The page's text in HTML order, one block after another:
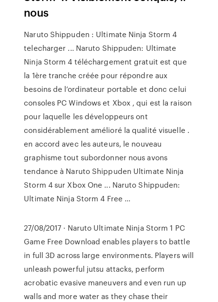
nous
Naruto Shippuden : Ultimate Ninja Storm 4
telecharger ... Naruto Shippuden: Ultimate
Ninja Storm 4 téléchargement gratuit est que
la 1ère tranche créée pour répondre aux
besoins de l’ordinateur portable et donc celui
consoles PC Windows et Xbox , qui est la raison
pour laquelle les développeurs ont
considérablement amélioré la qualité visuelle .
en accord avec les auteurs, le nouveau
graphisme tout subordonner nous avons
tendance à Naruto Shippuden Ultimate Ninja
Storm 4 sur Xbox One ... Naruto Shippuden:
Ultimate Ninja Storm 4 Free …
27/08/2017 · Naruto Ultimate Ninja Storm 1 PC
Game Free Download enables players to battle
in full 3D across large environments. Players will
unleash powerful jutsu attacks, perform
acrobatic evasive maneuvers and even run up
walls and more water as they chase their